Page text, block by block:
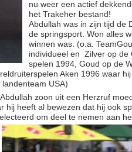
nu weer een actief
het Trakeher bestand!
Abdullah was in zijn tijd de
de springsport. Won alles
winnen was. (o.a.
individueel en Zilver op de
spelen 1994, Goud op de
Aken 1996 waar
USA)
zoon uit een Herzruf
hij heeft al bewezen dat hij ook
om deel te nemen aan